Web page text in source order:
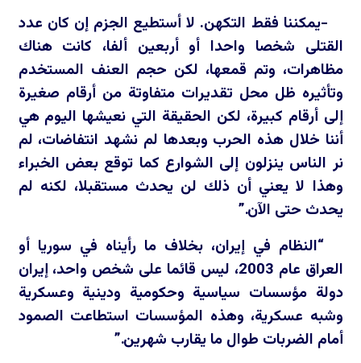
-يمكننا فقط التكهن. لا أستطيع الجزم إن كان عدد
القتلى شخصا واحدا أو أربعين ألفا، كانت هناك
مظاهرات، وتم قمعها، لكن حجم العنف المستخدم
وتأثيره ظل محل تقديرات متفاوتة من أرقام صغيرة
إلى أرقام كبيرة، لكن الحقيقة التي نعيشها اليوم هي
أننا خلال هذه الحرب وبعدها لم نشهد انتفاضات، لم
نر الناس ينزلون إلى الشوارع كما توقع بعض الخبراء
وهذا لا يعني أن ذلك لن يحدث مستقبلا، لكنه لم
يحدث حتى الآن.”
“النظام في إيران، بخلاف ما رأيناه في سوريا أو
العراق عام 2003، ليس قائما على شخص واحد، إيران
دولة مؤسسات سياسية وحكومية ودينية وعسكرية
وشبه عسكرية، وهذه المؤسسات استطاعت الصمود
أمام الضربات طوال ما يقارب شهرين.”